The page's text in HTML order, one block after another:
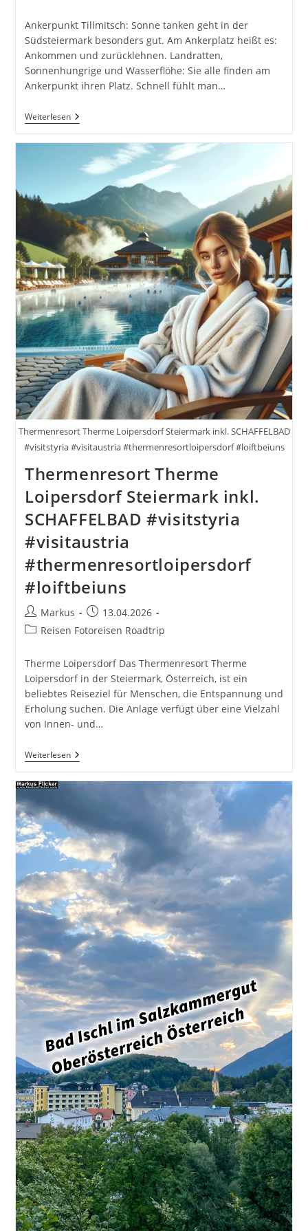
Ankerpunkt Tillmitsch: Sonne tanken geht in der
Südsteiermark besonders gut. Am Ankerplatz heißt es:
Ankommen und zurücklehnen. Landratten,
Sonnenhungrige und Wasserflöhe: Sie alle finden am
Ankerpunkt ihren Platz. Schnell fühlt man…
WeiterlesenAnkerpunkt
Tillmitsch
Prachthafen
Süden
Steiermark
Österreich
Thermenresort Therme Loipersdorf Steiermark inkl. SCHAFFELBAD
#visitstyria #visitaustria #thermenresortloipersdorf #loiftbeiuns
Thermenresort Therme
Loipersdorf Steiermark inkl.
SCHAFFELBAD #visitstyria
#visitaustria
#thermenresortloipersdorf
#loiftbeiuns
Beitrags-
Autor:
Markus
Beitrag
veröffentlicht:
13.04.2026
Beitrags-
Reisen Fotoreisen Roadtrip
Therme Loipersdorf Das Thermenresort Therme
Loipersdorf in der Steiermark, Österreich, ist ein
beliebtes Reiseziel für Menschen, die Entspannung und
Erholung suchen. Die Anlage verfügt über eine Vielzahl
von Innen- und…
WeiterlesenThermenresort
Therme
Steiermark
#visitstyria
#visitaustria
#thermenresortloipersdorf
#loiftbeiuns